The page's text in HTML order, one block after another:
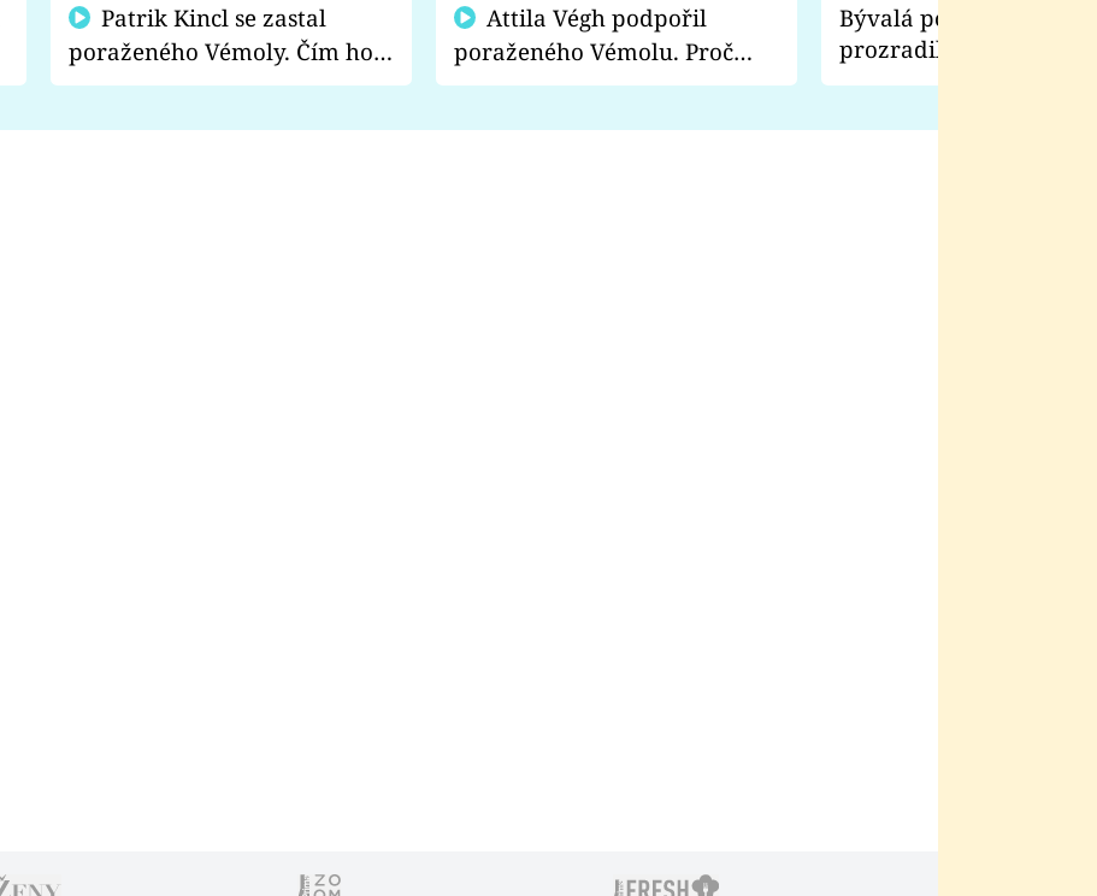
poraženého Vémoly. Čím ho
fanoušci naštvali?
poraženého Vémolu. Proč
chce raději zápasit s ním než
Bývalá pornoherečka
prozradila, co ji
natáčení Euforie.